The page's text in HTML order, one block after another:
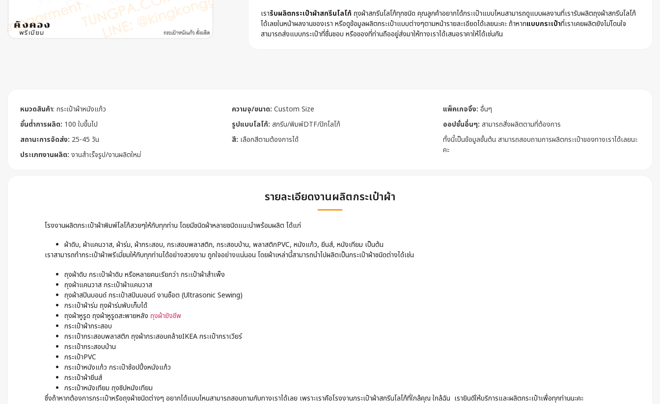
เรารับผลิตกระเป๋าผ้าสกรีนโลโก้ ถุงผ้าสกรีนโลโก้ทุกชนิด คุณลูกค้าอยากได้กระเป๋าแบบไหนสามารถดูแบบผลงานที่เรารับผลิตถุงผ้าสกรีนโลโก้
ได้เลยในหน้าผลงานของเรา หรือดูข้อมูลผลิตกระเป๋าแบบต่างๆตามหน้ารายละเอียดได้เลยนะคะ ถ้าหากแบบกระเป๋าที่เราเคยผลิตยังไม่โดนใจ
สามารถส่งแบบกระเป๋าที่ชื่นชอบ หรือของที่ท่านถืออยู่ส่งมาให้ทางเราได้เสนอราคาให้ได้เช่นกัน
หมวดสินค้า: กระเป๋าผ้าหนังแก้ว
ขั้นต่ำการผลิต: 100 ใบขึ้นไป
สถานะการจัดส่ง: 25-45 วัน
ประเภทงานผลิต: งานสำเร็จรูป/งานผลิตใหม่
ความจุ/ขนาด: Custom Size
รูปแบบโลโก้: สกรีน/พิมพ์DTF/ปักโลโก้
สี: เลือกสีตามต้องการได้
แพ็คเกจจิ้ง: อื่นๆ
ออปชั่นอื่นๆ: สามารถสั่งผลิตตามที่ต้องการ
ทั้งนี้เป็นข้อมูลขั้นต้น สามารถสอบถามการผลิตกระเป๋าของทางเราได้เลยนะ
คะ
รายละเอียดงานผลิตกระเป๋าผ้า
โรงงานผลิตกระเป๋าผ้าพิมพ์โลโก้สวยๆให้กับทุกท่าน โดยมีชนิดผ้าหลายชนิดแนะนำพร้อมผลิต ได้แก่
ผ้าดิบ, ผ้าแคนวาส, ผ้าร่ม, ผ้ากระสอบ, กระสอบพลาสติก, กระสอบป่าน, พลาสติกPVC, หนังแก้ว, ยีนส์, หนังเทียม เป็นต้น
เราสามารถทำกระเป๋าผ้าพรีเมี่ยมให้กับทุกท่านได้อย่างสวยงาม ถูกใจอย่างแน่นอน โดยผ้าเหล่านี้สามารถนำไปผลิตเป็นกระเป๋าผ้าชนิดต่างได้เช่น
ถุงผ้าดิบ กระเป๋าผ้าดิบ หรือหลายคนเรียกว่า กระเป๋าผ้าสำเพ็ง
ถุงผ้าแคนวาส กระเป๋าผ้าแคนวาส
ถุงผ้าสปันบอนด์ กระเป๋าสปันบอนด์ งานช็อต (Ultrasonic Sewing)
กระเป๋าผ้าร่ม ถุงผ้าร่มพับเก็บได้
ถุงผ้าหูรูด ถุงผ้าหูรูดสะพายหลัง ถุงผ้ายังชีพ
กระเป๋าผ้ากระสอบ
กระเป๋ากระสอบพลาสติก ถุงผ้ากระสอบคล้ายIKEA กระเป๋ากราเวียร์
กระเป๋ากระสอบป่าน
กระเป๋าPVC
กระเป๋าหนังแก้ว กระเป๋าช้อปปิ้งหนังแก้ว
กระเป๋าผ้ายีนส์
กระเป๋าหนังเทียม ถุงซิปหนังเทียม
ซึ่งถ้าหากต้องการกระเป๋าหรือถุงผ้าชนิดต่างๆ อยากได้แบบไหนสามารถสอบถามกับทางเราได้เลย เพราะเราคือโรงงานกระเป๋าผ้าสกรีนโลโก้ที่ใกล้คุณ ใกล้ฉัน เรายินดีให้บริการและผลิตกระเป๋าเพื่อทุกท่านนะคะ